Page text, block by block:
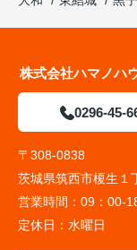
株式会社ハマノハ
0296-45-
〒308-0838
茨城県筑西市榎生１
営業時間： 09：00-
定休日： 水曜日